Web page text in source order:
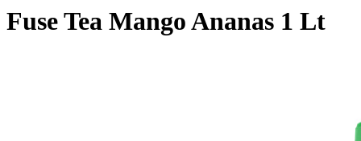
Fuse Tea Mango Ananas 1 Lt